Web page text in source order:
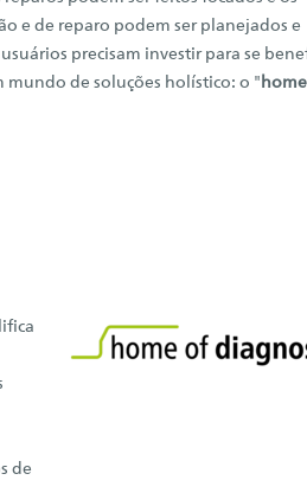
e de reparo podem ser planejados e
precisam investir para se
mundo de soluções holístico: o "
de